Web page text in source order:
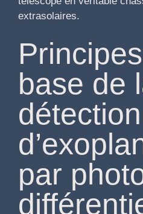
extrasolaires.
base de
détection
par